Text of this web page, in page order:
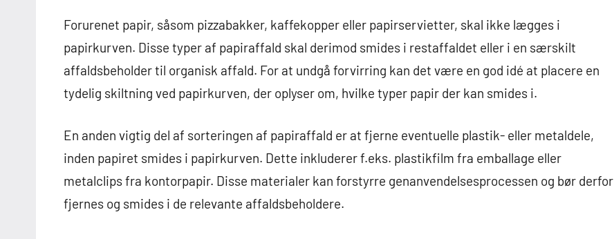
Forurenet papir, såsom pizzabakker, kaffekopper eller papirservietter, skal ikke lægges i
papirkurven. Disse typer af papiraffald skal derimod smides i restaffaldet eller i en særskilt
affaldsbeholder til organisk affald. For at undgå forvirring kan det være en god idé at placere en
tydelig skiltning ved papirkurven, der oplyser om, hvilke typer papir der kan smides i.
En anden vigtig del af sorteringen af papiraffald er at fjerne eventuelle plastik- eller metaldele,
inden papiret smides i papirkurven. Dette inkluderer f.eks. plastikfilm fra emballage eller
metalclips fra kontorpapir. Disse materialer kan forstyrre genanvendelsesprocessen og bør derfor
fjernes og smides i de relevante affaldsbeholdere.